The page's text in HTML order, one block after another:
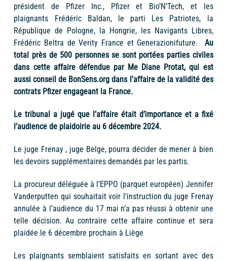
président de Pfizer Inc., Pfizer et Bio’N’Tech, et les
plaignants Frédéric Baldan, le parti Les Patriotes, la
République de Pologne, la Hongrie, les Navigants Libres,
Frédéric Beltra de Verity France et Generazionifuture. Au
total près de 500 personnes se sont portées parties civiles
dans cette affaire défendue par Me Diane Protat, qui est
aussi conseil de BonSens.org dans l’affaire de la validité des
contrats Pfizer engageant la France.
Le tribunal a jugé que l’affaire était d’importance et a fixé
l’audience de plaidoirie au 6 décembre 2024.
Le juge Frenay , juge Belge, pourra décider de mener à bien
les devoirs supplémentaires demandés par les partis.
La procureur déléguée à l’EPPO (parquet européen) Jennifer
Vanderputten qui souhaitait voir l’instruction du juge Frenay
annulée à l’audience du 17 mai n’a pas réussi à obtenir une
telle décision. Au contraire cette affaire continue et sera
plaidée le 6 décembre prochain à Liège
Les plaignants semblaient satisfaits en sortant avec des